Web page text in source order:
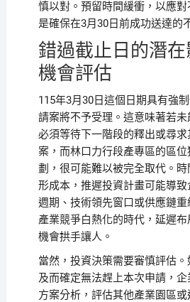
慎以對。預留時間緩衝，以應對
是確保在3月30日前成功送達的
錯過截止日的潛
機會評估
115年3月30日這個日期具有強
請案將不予受理。這意味著若
必須等待下一階段的釋出或尋
案，而林口力行段產專區的區
劃，很可能難以被完全取代。
形成本，推遲投資計畫可能導
週期、技術領先窗口或供應鏈
產業競爭白熱化的時代，延遲
機會拱手讓人。
當然，投資決策需要審慎評估
及而確定無法趕上本次申請，
方案分析，評估其他產業園區